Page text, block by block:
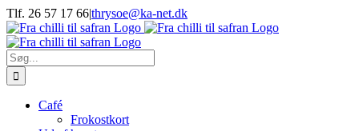
Skip
to
content
Tlf. 26 57 17 66|thrysoe@ka-net.dk
Facebook
Instagram
Søg
efter:
Café
Frokostkort